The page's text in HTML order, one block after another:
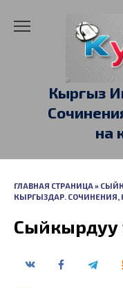
Кыргыз
на
ГЛАВНАЯ СТРАНИЦА»
КЫРГЫЗДАР. СОЧИНЕНИЯ,
Сыйкырдуу